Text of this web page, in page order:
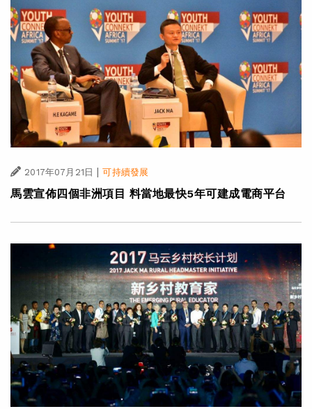
2017年07月21日 | 可持續發展
馬雲宣佈四個非洲項目 料當地最快5年可建成電商平台